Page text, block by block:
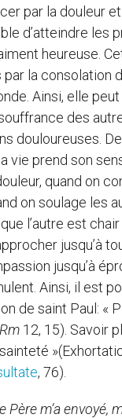
par la douleur
d’atteindre les
heureuse.
par la consolation
Ainsi, elle
des
douloureuses.
vie prend son
quand on
on soulage les
l’autre est chair
jusqu’à
jusqu’à
Ainsi, il est
de saint Paul: «
12, 15). Savoir
, 76).
Père m’a envoyé,